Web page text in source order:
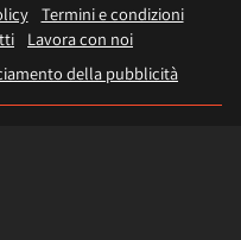
Termini e condizioni
Lavora con noi
della pubblicità